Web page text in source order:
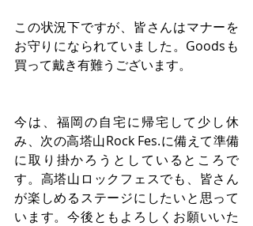
この状況下ですが、皆さんはマナーを
お守りになられていました。Goodsも
買って戴き有難うございます。
今は、福岡の自宅に帰宅して少し休
み、次の高塔山Rock Fes.に備えて準備
に取り掛かろうとしているところで
す。高塔山ロックフェスでも、皆さん
が楽しめるステージにしたいと思って
います。今後ともよろしくお願いいた